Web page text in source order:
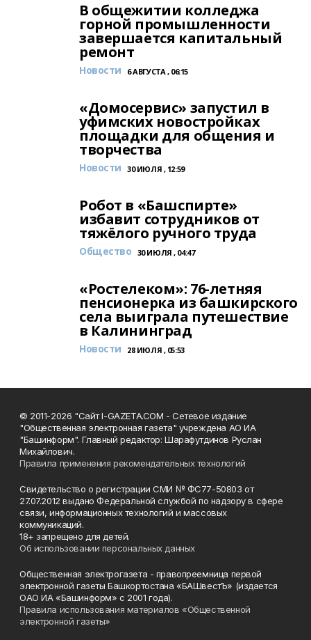
В общежитии колледжа
горной промышленности
завершается капитальный
ремонт
Новости 6 АВГУСТА , 06:15
«Домосервис» запустил в
уфимских новостройках
площадки для общения и
творчества
Новости 30 ИЮЛЯ , 12:59
Робот в «Башспирте»
избавит сотрудников от
тяжёлого ручного труда
Общество 30 ИЮЛЯ , 04:47
«Ростелеком»: 76-летняя
пенсионерка из башкирского
села выиграла путешествие
в Калининград
Новости 28 ИЮЛЯ , 05:53
© 2011-2026 "Сайт I-GAZETA.COM - Сетевое издание
"Общественная электронная газета" учреждена АО ИА
"Башинформ". Главный редактор: Шарафутдинов Руслан
Михайлович.
Правила применения рекомендательных технологий
Свидетельство о регистрации СМИ № ФС77-50803 от
27.07.2012 выдано Федеральной службой по надзору в сфере
связи, информационных технологий и массовых
коммуникаций.
18+ запрещено для детей.
Об использовании персональных данных
Общественная электрогазета - правопреемница первой
электронной газеты Башкортостана «БАШвестЪ» (издается
ОАО ИА «Башинформ» с 2001 года).
Правила использования материалов «Общественной
электронной газеты»